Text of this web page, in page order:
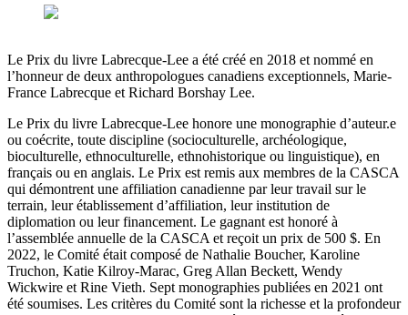
Le Prix du livre Labrecque-Lee a été créé en 2018 et nommé en
l’honneur de deux anthropologues canadiens exceptionnels, Marie-
France Labrecque et Richard Borshay Lee.
Le Prix du livre Labrecque-Lee honore une monographie d’auteur.e
ou coécrite, toute discipline (socioculturelle, archéologique,
bioculturelle, ethnoculturelle, ethnohistorique ou linguistique), en
français ou en anglais. Le Prix est remis aux membres de la CASCA
qui démontrent une affiliation canadienne par leur travail sur le
terrain, leur établissement d’affiliation, leur institution de
diplomation ou leur financement. Le gagnant est honoré à
l’assemblée annuelle de la CASCA et reçoit un prix de 500 $. En
2022, le Comité était composé de Nathalie Boucher, Karoline
Truchon, Katie Kilroy-Marac, Greg Allan Beckett, Wendy
Wickwire et Rine Vieth. Sept monographies publiées en 2021 ont
été soumises. Les critères du Comité sont la richesse et la profondeur